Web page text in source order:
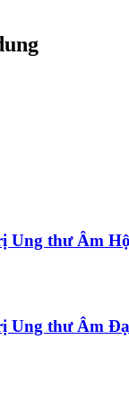
Ung thư Âm
Ung thư Âm